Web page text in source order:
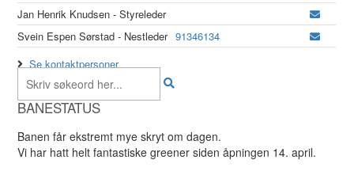
Jan Henrik Knudsen - Styreleder
Svein Espen Sørstad - Nestleder 91346134
Se kontaktpersoner
BANESTATUS
Banen får ekstremt mye skryt om dagen.
Vi har hatt helt fantastiske greener siden åpningen 14. april.